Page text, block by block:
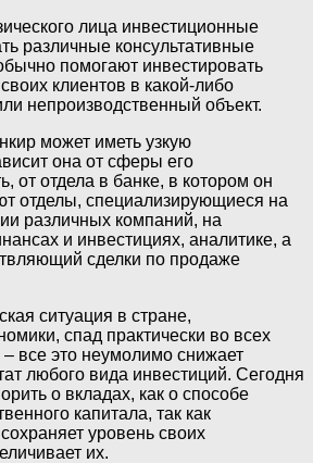
лица инвестиционные
различные консультативные
помогают инвестировать
клиентов в какой-либо
непроизводственный объект.
может иметь узкую
она от сферы его
от отдела в банке, в котором он
отделы, специализирующиеся на
различных компаний, на
и инвестициях, аналитике, а
сделки по продаже
ситуация в стране,
спад практически во всех
все это неумолимо снижает
любого вида инвестиций. Сегодня
о вкладах, как о способе
капитала, так как
уровень своих
их.